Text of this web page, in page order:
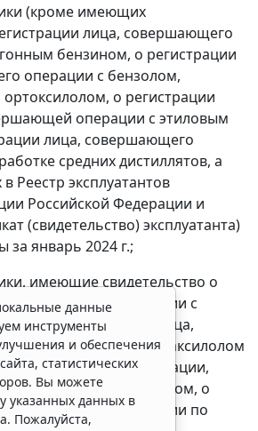
(кроме имеющих
лица, совершающего
бензином, о регистрации
операции с бензолом,
о регистрации
операции с этиловым
лица, совершающего
средних дистиллятов, а
Реестр эксплуатантов
Российской Федерации и
(свидетельство) эксплуатанта)
за январь 2024 г.;
имеющие свидетельство о
совершающего операции с
о регистрации лица,
с бензолом, параксилолом
о регистрации организации,
с этиловым спиртом, о
совершающего операции по
данные
инструменты
и обеспечения
статистических
указанных данных в
Пожалуйста,
их обработки.